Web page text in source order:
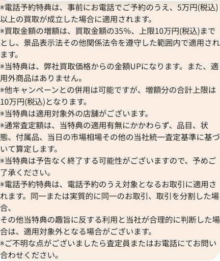
※電話予約特典は、事前にお電話でご予約のうえ、5万円(税込)
以上の買取が成立した場合に適用されます。
※買取金額の増額は、買取金額の35％、上限10万円(税込)まで
とし、景品表示法その他関係法令を遵守した範囲内で適用され
ます。
※当特典は、弊社買取価格からの金額UPになります。また、適
用外商品はありません。
※他キャンペーンとの併用は可能ですが、増額分の合計上限は
10万円(税込)となります。
※当特典は適用対象外の店舗がございます。
※通常査定額は、当特典の適用有無にかかわらず、品目、状
態、付属品、当日の市場相場その他の当社統一査定基準に基づ
いて算定します。
※当特典は予告なく終了する可能性がございますので、予めご
了承ください。
※電話予約特典は、電話予約のうえ対象となるお取引に適用さ
れます。同一または実質的に同一のお取引、取引を分割した場
合、
その他当特典の趣旨に反する利用と当社が合理的に判断した場
合は、適用対象外となる場合がございます。
※ご不明な点がございましたら査定員またはお電話にてお問い
合わせください。